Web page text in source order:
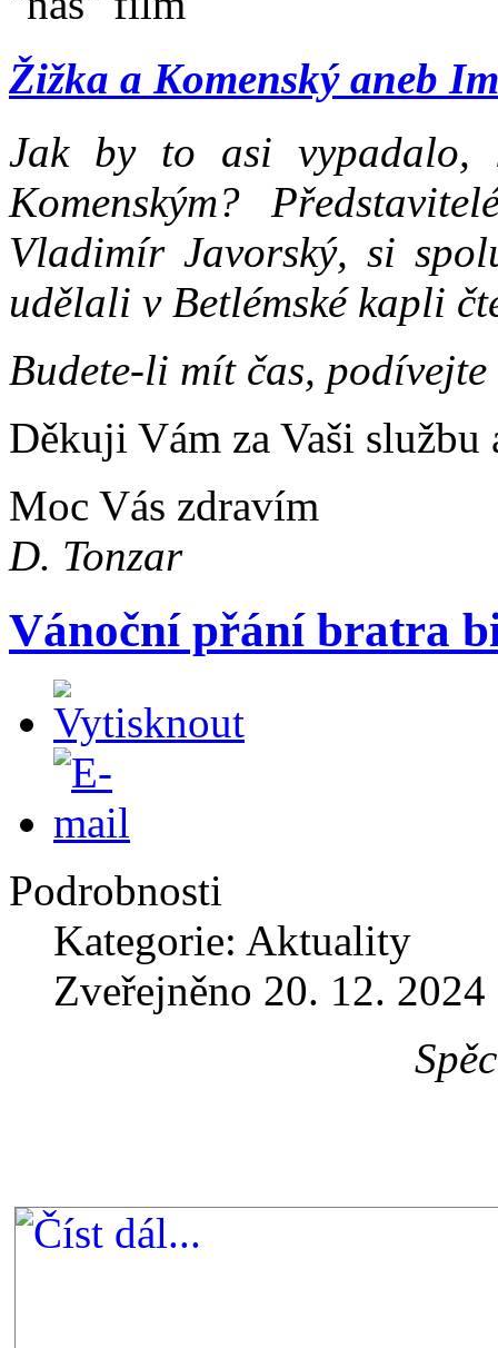
Žižka a Komenský aneb
Jak by to asi vypadalo,
Komenským?
Vladimír Javorský, si
udělali v Betlémské kapli
Budete-li mít čas, podívejte
Děkuji Vám za Vaši
Moc Vás zdravím
D. Tonzar
Vánoční přání bratra
Podrobnosti
Kategorie: Aktuality
Zveřejněno 20. 12.